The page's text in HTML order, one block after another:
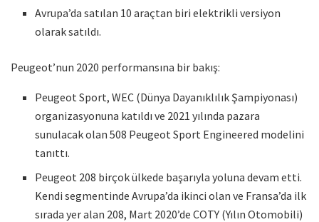
Avrupa’da satılan 10 araçtan biri elektrikli versiyon
olarak satıldı.
Peugeot’nun 2020 performansına bir bakış:
Peugeot Sport, WEC (Dünya Dayanıklılık Şampiyonası)
organizasyonuna katıldı ve 2021 yılında pazara
sunulacak olan 508 Peugeot Sport Engineered modelini
tanıttı.
Peugeot 208 birçok ülkede başarıyla yoluna devam etti.
Kendi segmentinde Avrupa’da ikinci olan ve Fransa’da ilk
sırada yer alan 208, Mart 2020’de COTY (Yılın Otomobili)